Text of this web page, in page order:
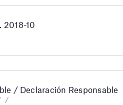
10
/ Declaración Responsable